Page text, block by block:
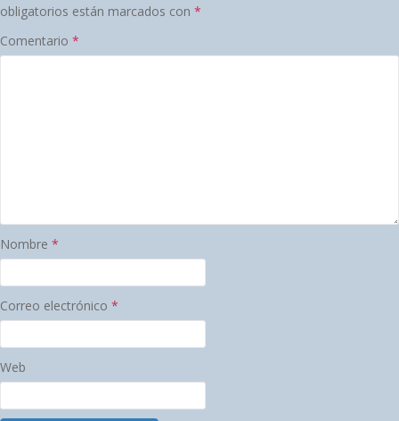
obligatorios están marcados con *
Comentario *
Nombre *
Correo electrónico *
Web